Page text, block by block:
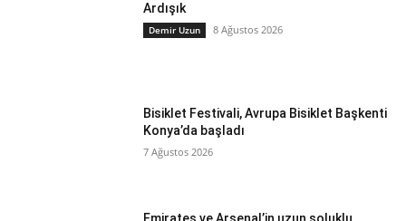
Ardışık
Demir Uzun 8 Ağustos 2026
Bisiklet Festivali, Avrupa Bisiklet Başkenti
Konya’da başladı
7 Ağustos 2026
Emirates ve Arsenal’in uzun soluklu